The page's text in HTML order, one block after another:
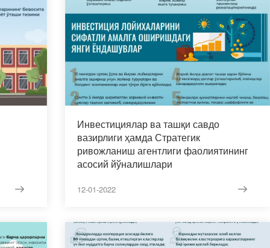
Инвестициялар ва ташқи савдо
вазирлиги ҳамда Стратегик
ривожланиш агентлиги фаолиятининг
асосий йўналишлари
12-01-2022